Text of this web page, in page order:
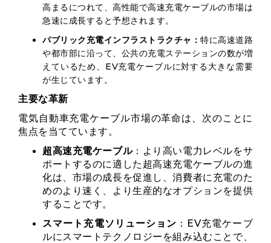
高まるにつれて、高性能で高速充電ケーブルの市場は
急速に成長すると予想されます。
パブリック充電インフラストラクチャ： 特に高速道路
や都市部に沿って、公共の充電ステーションの数が増
えているため、EV充電ケーブルに対する大きな需要
が生じています。
主要な革新
電気自動車充電ケーブル市場の革命は、次のことに
焦点を当てています。
超高速充電ケーブル：より高い電力レベルをサ
ポートするのに適した超高速充電ケーブルの進
化は、市場の成長を促進し、消費者に充電のた
めのより速く、より生産的なオプションを提供
することです。
スマート充電ソリューション ：EV充電ケーブ
ルにスマートテクノロジーを組み込むことで、